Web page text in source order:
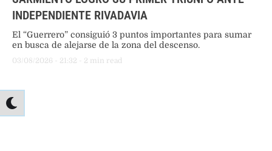
INDEPENDIENTE RIVADAVIA
El “Guerrero” consiguió 3 puntos importantes para sumar
en busca de alejarse de la zona del descenso.
03/08/2026 - 21:32 - 2 min read